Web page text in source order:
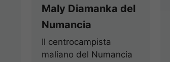
Maly Diamanka del
Numancia
Il centrocampista
maliano del Numancia